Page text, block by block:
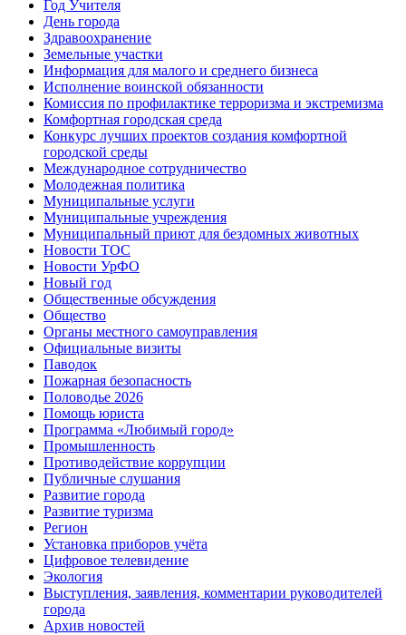
Год Учителя
День города
Здравоохранение
Земельные участки
Информация для малого и среднего бизнеса
Исполнение воинской обязанности
Комиссия по профилактике терроризма и экстремизма
Комфортная городская среда
Конкурс лучших проектов создания комфортной
городской среды
Международное сотрудничество
Молодежная политика
Муниципальные услуги
Муниципальные учреждения
Муниципальный приют для бездомных животных
Новости ТОС
Новости УрФО
Новый год
Общественные обсуждения
Общество
Органы местного самоуправления
Официальные визиты
Паводок
Пожарная безопасность
Половодье 2026
Помощь юриста
Программа «Любимый город»
Промышленность
Противодействие коррупции
Публичные слушания
Развитие города
Развитие туризма
Регион
Установка приборов учёта
Цифровое телевидение
Экология
Выступления, заявления, комментарии руководителей
города
Архив новостей